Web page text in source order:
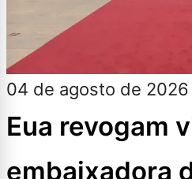
04 de agosto de 2026
Eua revogam
embaixadora